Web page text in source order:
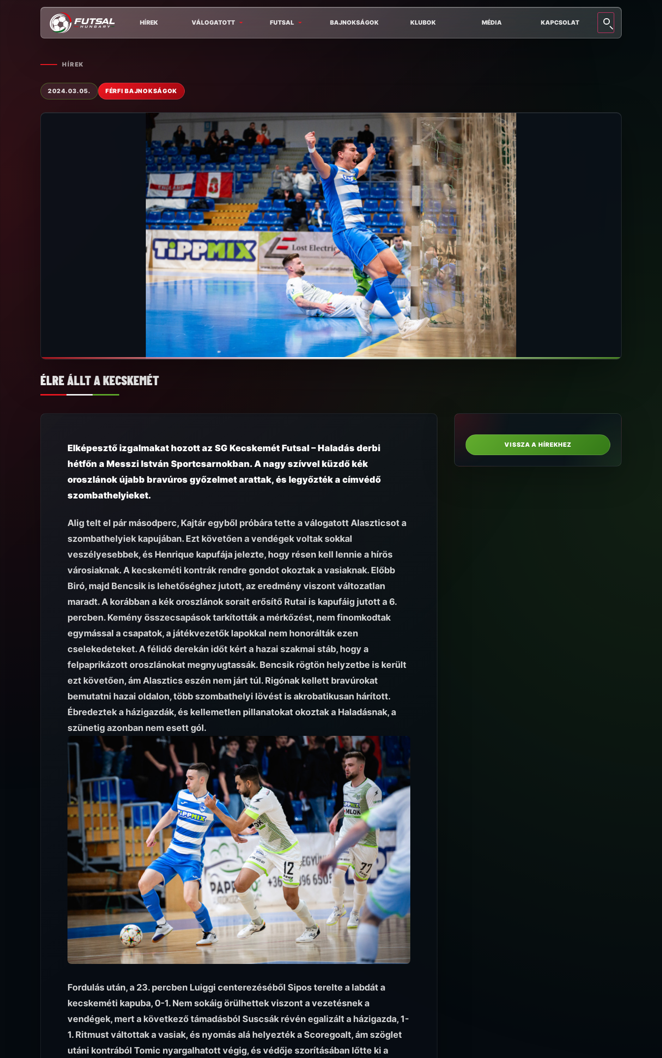
HÍREK VÁLOGATOTT FUTSAL BAJNOKSÁGOK KLUBOK MÉDIA KAPCSOLAT
HÍREK
2024.03.05. FÉRFI BAJNOKSÁGOK
ÉLRE ÁLLT A KECSKEMÉT
Elképesztő izgalmakat hozott az SG Kecskemét Futsal – Haladás derbi
hétfőn a Messzi István Sportcsarnokban. A nagy szívvel küzdő kék
oroszlánok újabb bravúros győzelmet arattak, és legyőzték a címvédő
szombathelyieket.
Alig telt el pár másodperc, Kajtár egyből próbára tette a válogatott Alaszticsot a
szombathelyiek kapujában. Ezt követően a vendégek voltak sokkal
veszélyesebbek, és Henrique kapufája jelezte, hogy résen kell lennie a hírös
városiaknak. A kecskeméti kontrák rendre gondot okoztak a vasiaknak. Előbb
Biró, majd Bencsik is lehetőséghez jutott, az eredmény viszont változatlan
maradt. A korábban a kék oroszlánok sorait erősítő Rutai is kapufáig jutott a 6.
percben. Kemény összecsapások tarkították a mérkőzést, nem finomkodtak
egymással a csapatok, a játékvezetők lapokkal nem honorálták ezen
cselekedeteket. A félidő derekán időt kért a hazai szakmai stáb, hogy a
felpaprikázott oroszlánokat megnyugtassák. Bencsik rögtön helyzetbe is került
ezt követően, ám Alasztics eszén nem járt túl. Rigónak kellett bravúrokat
bemutatni hazai oldalon, több szombathelyi lövést is akrobatikusan hárított.
Ébredeztek a házigazdák, és kellemetlen pillanatokat okoztak a Haladásnak, a
szünetig azonban nem esett gól.
Fordulás után, a 23. percben Luiggi centerezéséből Sipos terelte a labdát a
kecskeméti kapuba, 0-1. Nem sokáig örülhettek viszont a vezetésnek a
vendégek, mert a következő támadásból Suscsák révén egalizált a házigazda, 1-
1. Ritmust váltottak a vasiak, és nyomás alá helyezték a Scoregoalt, ám szöglet
utáni kontrából Tomic nyargalhatott végig, és védője szorításában lőtte ki a
VISSZA A HÍREKHEZ